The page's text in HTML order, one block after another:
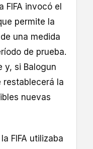
FIFA invocó el
permite la
una medida
de prueba.
y, si Balogun
la
nuevas
FIFA utilizaba